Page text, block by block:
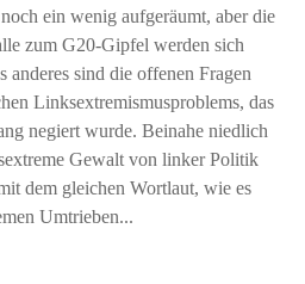
ein wenig aufgeräumt, aber die
zum G20-Gipfel werden sich
anderes sind die offenen Fragen
Linksextremismusproblems, das
negiert wurde. Beinahe niedlich
Gewalt von linker Politik
dem gleichen Wortlaut, wie es
Umtrieben...